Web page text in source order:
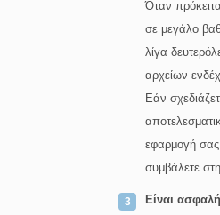
Όταν
σε μεγάλο
λίγα
αρχείων
Εάν
εφαρμογή σας.
συμβάλετε
Είναι